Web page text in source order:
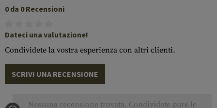
0 da 0 Recensioni
Dateci una valutazione!
Condividete la vostra esperienza con altri clienti.
SCRIVI UNA RECENSIONE
Nessuna recensione trovata. Condividete pure le